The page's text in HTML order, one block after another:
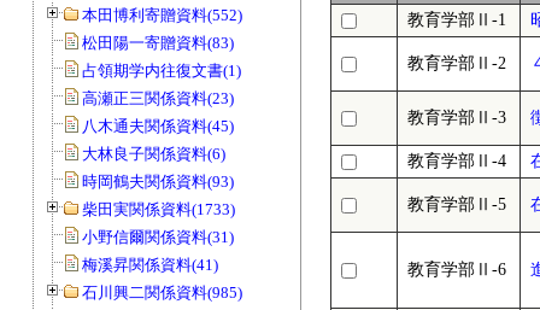
本田博利寄贈資料(552)
松田陽一寄贈資料(83)
占領期学内往復文書(1)
高瀬正三関係資料(23)
八木通夫関係資料(45)
大林良子関係資料(6)
時岡鶴夫関係資料(93)
柴田実関係資料(1733)
小野信爾関係資料(31)
梅溪昇関係資料(41)
石川興二関係資料(985)
教育学部Ⅱ-1
教育学部Ⅱ-2
教育学部Ⅱ-3
教育学部Ⅱ-4
教育学部Ⅱ-5
教育学部Ⅱ-6